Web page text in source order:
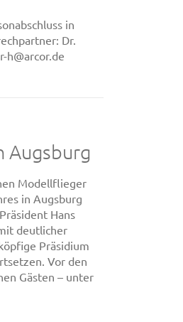
in
Dr.
h@arcor.de
Augsburg
Modellflieger
in Augsburg
Hans
deutlicher
Präsidium
Vor den
Gästen – unter